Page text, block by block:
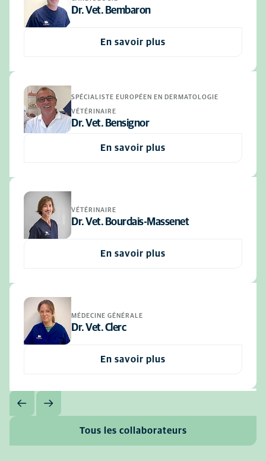
Dr. Vet. Bembaron
En savoir plus
SPÉCIALISTE EUROPÉEN EN DERMATOLOGIE
VÉTÉRINAIRE
Dr. Vet. Bensignor
En savoir plus
VÉTÉRINAIRE
Dr. Vet. Bourdais-Massenet
En savoir plus
MÉDECINE GÉNÉRALE
Dr. Vet. Clerc
En savoir plus
Tous les collaborateurs